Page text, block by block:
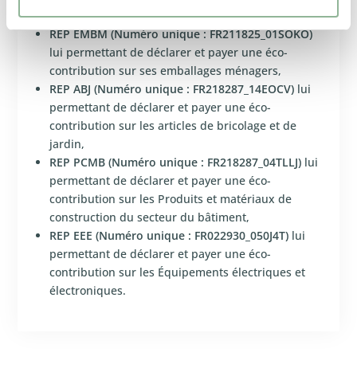
t
REP EMBM (Numéro unique : FR211825_01SOKO)
lui permettant de déclarer et payer une éco-
contribution sur ses emballages ménagers,
REP ABJ (Numéro unique : FR218287_14EOCV) lui
permettant de déclarer et payer une éco-
contribution sur les articles de bricolage et de
jardin,
REP PCMB (Numéro unique : FR218287_04TLLJ) lui
permettant de déclarer et payer une éco-
contribution sur les Produits et matériaux de
construction du secteur du bâtiment,
REP EEE (Numéro unique : FR022930_050J4T) lui
permettant de déclarer et payer une éco-
contribution sur les Équipements électriques et
électroniques.